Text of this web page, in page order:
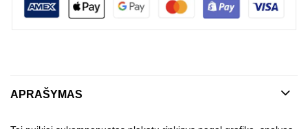
APRAŠYMAS